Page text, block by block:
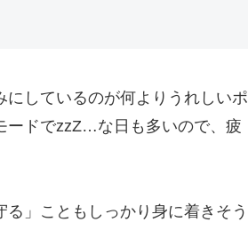
しているのが何よりうれしいポ
ードでzzZ…な日も多いので、疲
」こともしっかり身に着きそう